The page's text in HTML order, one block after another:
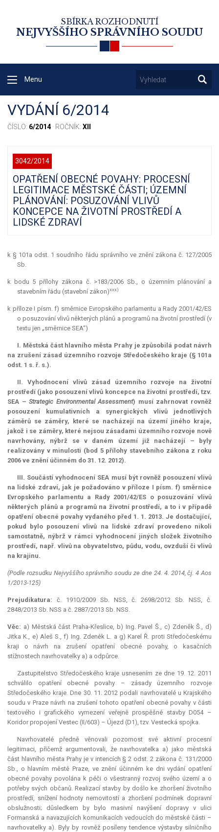
SBÍRKA ROZHODNUTÍ
NEJVYŠŠÍHO SPRÁVNÍHO SOUDU
Menu
VYDÁNÍ 6/2014
ČÍSLO: 6/2014· ROČNÍK: XII
3042/2014
OPATŘENÍ OBECNÉ POVAHY: PROCESNÍ
LEGITIMACE MĚSTSKÉ ČÁSTI; ÚZEMNÍ
PLÁNOVÁNÍ: POSUZOVÁNÍ VLIVŮ
KONCEPCE NA ŽIVOTNÍ PROSTŘEDÍ A
LIDSKÉ ZDRAVÍ
k § 101a odst. 1 soudního řádu správního ve znění zákona č. 127/2005
Sb.
k bodu 5 přílohy zákona č. >183/2006 Sb., o územním plánování a
stavebním řádu (stavební zákon)xxx)
k příloze I písm. f) směrnice Evropského parlamentu a Rady 2001/42/ES
o posuzování vlivů některých plánů a programů na životní prostředí (v
textu jen „směrnice SEA“)
I. Městská část hlavního města Prahy je způsobilá podat návrh
na zrušení zásad územního rozvoje Středočeského kraje (§ 101a
odst. 1 s. ř. s.).
II. Vyhodnocení vlivů zásad územního rozvoje na životní
prostředí (jako posouzení vlivů koncepce na životní prostředí, tzv.
SEA –Strategic Environmental Assessment) musí zahrnovat rovněž
posouzení kumulativních a synergických vlivů jednotlivých
záměrů se záměry, které se nacházejí na území jiného kraje,
jakož i se záměry, které nejsou zásadami územního rozvoje nově
navrhovány, nýbrž se v daném území již nacházejí – byly
realizovány v minulosti (bod 5 přílohy stavebního zákona z roku
2006 ve znění účinném do 31. 12. 2012).
III. Součástí vyhodnocení SEA musí být rovněž posouzení vlivů
na lidské zdraví, jak je požadováno v příloze I písm. f) směrnice
Evropského parlamentu a Rady 2001/42/ES o posuzování vlivů
některých plánů a programů na životní prostředí, a to i v případě
opatření obecné povahy vydaného před 1. 1. 2013. Je dostačující,
pokud bylo posouzení vlivů na lidské zdraví provedeno nikoli
samostatně, nýbrž v rámci vyhodnocení jiných složek životního
prostředí, např. vlivů na obyvatelstvo, půdu, vodu, ovzduší či vlivů
na krajinu.
(Podle rozsudku Nejvyššího správního soudu ze dne 24. 4. 2014, čj. 4 Aos
1/2013-125)
Prejudikatura: č. 1910/2009 Sb. NSS, č. 2698/2012 Sb. NSS, č.
2848/2013 Sb. NSS a č. 2887/2013 Sb. NSS.
Věc: a) Městská část Praha-Křeslice, b) Ing. Pavel Š., c) Zdeněk Š., d)
Jitka K., e) Aleš S., f) Ing. Zdeněk L. a g) Karel Ř. proti Středočeskému
kraji o návrh na zrušení opatření obecné povahy, o kasačních
stížnostech navrhovatelky a) a odpůrce.
Zastupitelstvo Středočeského kraje usnesením ze dne 19. 12. 2011
schválilo opatření obecné povahy – zásady územního rozvoje
Středočeského kraje. Dne 30. 11. 2012 podali navrhovatelé u Krajského
soudu v Praze návrh na zrušení tohoto opatření obecné povahy v části
textového i grafického vymezení veřejně prospěšné stavby D054 –
Koridor propojení Vestec (II/603) – Újezd (D1), tzv. Vestecká spojka.
Navrhovatelé předně věnovali pozornost své aktivní procesní
legitimaci, přičemž argumentovali, že navrhovatelka a) jako městská
část hlavního města Prahy je v intencích § 2 odst. 2 zákona č. 131/2000
Sb., o hlavním městě Praze, ve znění účinném ke dni vydání opatření
obecné povahy povolána k péči o všestranný rozvoj svého území a o
potřeby svých občanů. Realizací stavby by došlo ke zhoršení životního
prostředí, snížení hodnoty nemovitostí a zhoršení podmínek dopravní
obslužnosti; důsledkem by bylo masivní navýšení dopravy v ulici
Formanská a navazujících komunikacích vedoucích do městské části –
navrhovatelky a). Byly by rovněž posíleny tendence výstavby silničního